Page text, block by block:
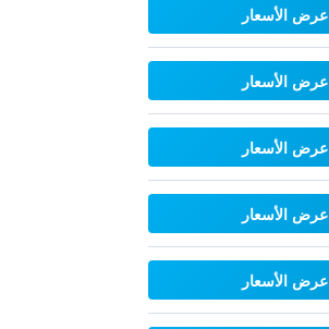
عرض الأسعار
عرض الأسعار
عرض الأسعار
عرض الأسعار
عرض الأسعار